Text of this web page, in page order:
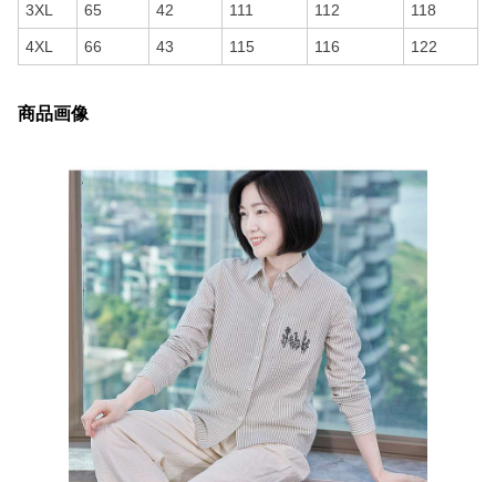
3XL 65 42 111 112 118
4XL 66 43 115 116 122
商品画像